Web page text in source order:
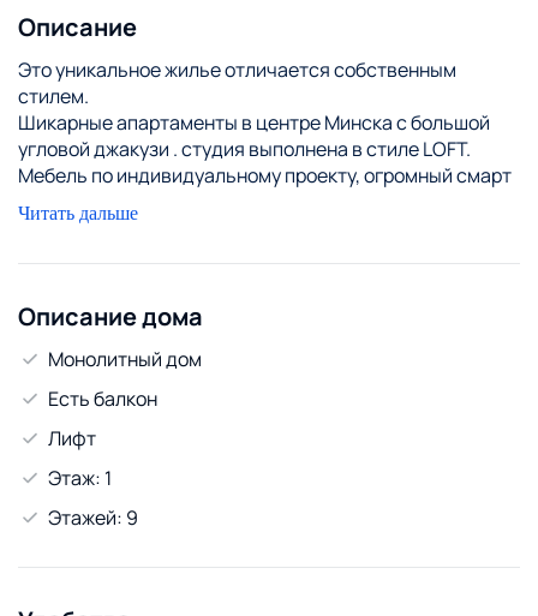
Описание
Это уникальное жилье отличается собственным
стилем.
Шикарные апартаменты в центре Минска с большой
угловой джакузи . студия выполнена в стиле LOFT.
Мебель по индивидуальному проекту, огромный смарт
ТВ. Имеется вся бытовая техника. Посуда . Окна
апартаментов выходят в уютный двор, рядом
проживания, сезонности. В выходные и праздничные
дни цены договорные
Читать дальше
Описание дома
Монолитный дом
Есть балкон
Лифт
Этаж: 1
Этажей: 9